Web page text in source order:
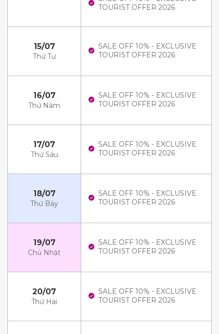
TOURIST OFFER 2026
15/07
Thứ Tư
SALE OFF 10% - EXCLUSIVE
TOURIST OFFER 2026
16/07
Thứ Năm
SALE OFF 10% - EXCLUSIVE
TOURIST OFFER 2026
17/07
Thứ Sáu
SALE OFF 10% - EXCLUSIVE
TOURIST OFFER 2026
18/07
Thứ Bảy
SALE OFF 10% - EXCLUSIVE
TOURIST OFFER 2026
19/07
Chủ Nhật
SALE OFF 10% - EXCLUSIVE
TOURIST OFFER 2026
20/07
Thứ Hai
SALE OFF 10% - EXCLUSIVE
TOURIST OFFER 2026